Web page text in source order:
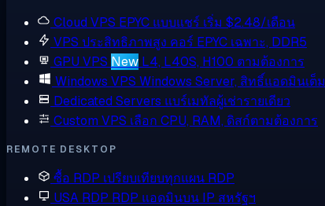
Cloud VPS EPYC แบบแชร์ เริ่ม $2.48/เดือน
VPS ประสิทธิภาพสูง คอร์ EPYC เฉพาะ, DDR5
GPU VPS New L4, L40S, H100 ตามต้องการ
Windows VPS Windows Server, สิทธิ์แอดมินเต็ม
Dedicated Servers แบร์เมทัลผู้เช่ารายเดียว
Custom VPS เลือก CPU, RAM, ดิสก์ตามต้องการ
REMOTE DESKTOP
ซื้อ RDP เปรียบเทียบทุกแผน RDP
USA RDP RDP แอดมินบน IP สหรัฐฯ